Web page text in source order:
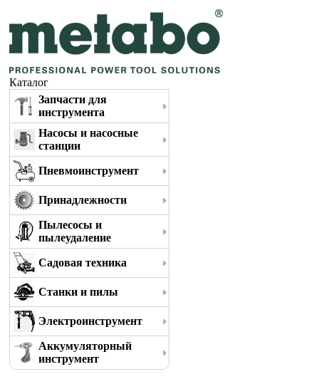
Каталог
Запчасти для
инструмента
Насосы и насосные
станции
Пневмоинструмент
Принадлежности
Пылесосы и
пылеудаление
Садовая техника
Станки и пилы
Электроинструмент
Аккумуляторный
инструмент